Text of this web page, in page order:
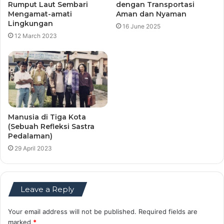
Rumput Laut Sembari
Mengamat-amati
Lingkungan
12 March 2023
dengan Transportasi
Aman dan Nyaman
16 June 2025
Manusia di Tiga Kota
(Sebuah Refleksi Sastra
Pedalaman)
29 April 2023
Leave a Reply
Your email address will not be published. Required fields are
marked *